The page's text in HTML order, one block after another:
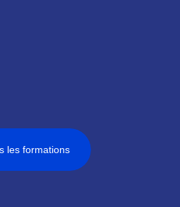
les formations